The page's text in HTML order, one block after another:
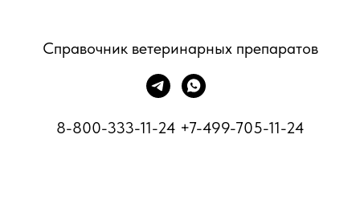
Справочник ветеринарных препаратов
8-800-333-11-24 +7-499-705-11-24